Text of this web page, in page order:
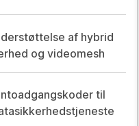
af hybrid
og videomesh
til